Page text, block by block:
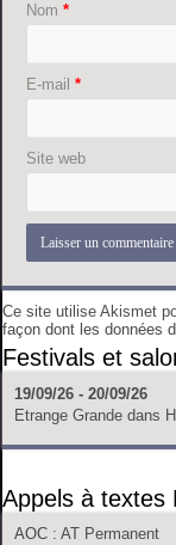
Nom*
E-mail*
Site web
Ce site utilise Akismet
façon dont les données
Festivals et
19/09/26 - 20/09/26
Etrange Grande dans
Appels à textes
AOC : AT Permanent